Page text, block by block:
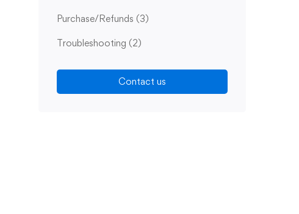
Purchase/Refunds (3)
Troubleshooting (2)
Contact us